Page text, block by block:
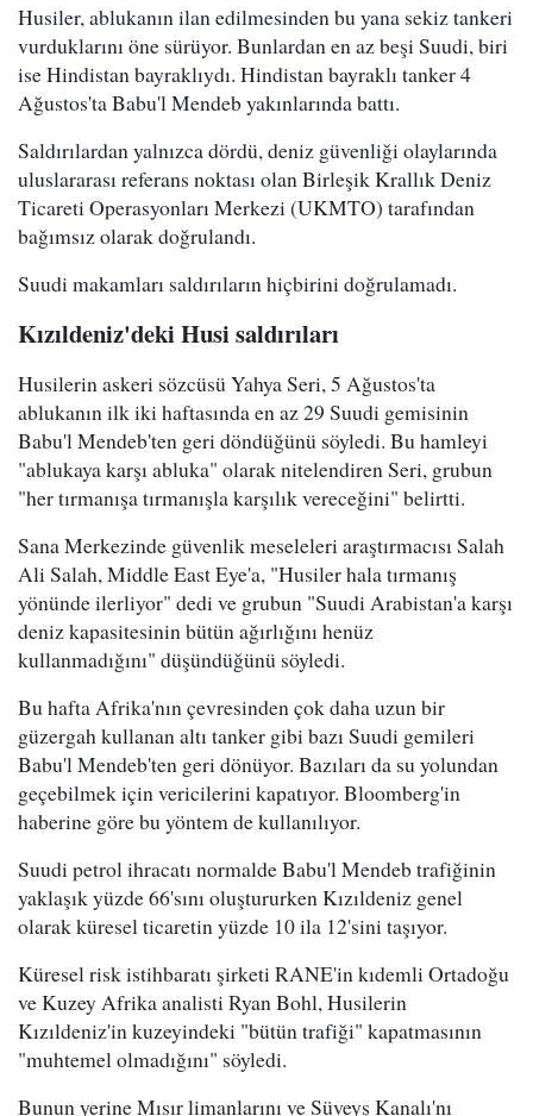
Husiler, ablukanın ilan edilmesinden bu yana sekiz tankeri
vurduklarını öne sürüyor. Bunlardan en az beşi Suudi, biri
ise Hindistan bayraklıydı. Hindistan bayraklı tanker 4
Ağustos'ta Babu'l Mendeb yakınlarında battı.
Saldırılardan yalnızca dördü, deniz güvenliği olaylarında
uluslararası referans noktası olan Birleşik Krallık Deniz
Ticareti Operasyonları Merkezi (UKMTO) tarafından
bağımsız olarak doğrulandı.
Suudi makamları saldırıların hiçbirini doğrulamadı.
Kızıldeniz'deki Husi saldırıları
Husilerin askeri sözcüsü Yahya Seri, 5 Ağustos'ta
ablukanın ilk iki haftasında en az 29 Suudi gemisinin
Babu'l Mendeb'ten geri döndüğünü söyledi. Bu hamleyi
"ablukaya karşı abluka" olarak nitelendiren Seri, grubun
"her tırmanışa tırmanışla karşılık vereceğini" belirtti.
Sana Merkezinde güvenlik meseleleri araştırmacısı Salah
Ali Salah, Middle East Eye'a, "Husiler hala tırmanış
yönünde ilerliyor" dedi ve grubun "Suudi Arabistan'a karşı
deniz kapasitesinin bütün ağırlığını henüz
kullanmadığını" düşündüğünü söyledi.
Bu hafta Afrika'nın çevresinden çok daha uzun bir
güzergah kullanan altı tanker gibi bazı Suudi gemileri
Babu'l Mendeb'ten geri dönüyor. Bazıları da su yolundan
geçebilmek için vericilerini kapatıyor. Bloomberg'in
haberine göre bu yöntem de kullanılıyor.
Suudi petrol ihracatı normalde Babu'l Mendeb trafiğinin
yaklaşık yüzde 66'sını oluştururken Kızıldeniz genel
olarak küresel ticaretin yüzde 10 ila 12'sini taşıyor.
Küresel risk istihbaratı şirketi RANE'in kıdemli Ortadoğu
ve Kuzey Afrika analisti Ryan Bohl, Husilerin
Kızıldeniz'in kuzeyindeki "bütün trafiği" kapatmasının
"muhtemel olmadığını" söyledi.
Bunun yerine Mısır limanlarını ve Süveyş Kanalı'nı